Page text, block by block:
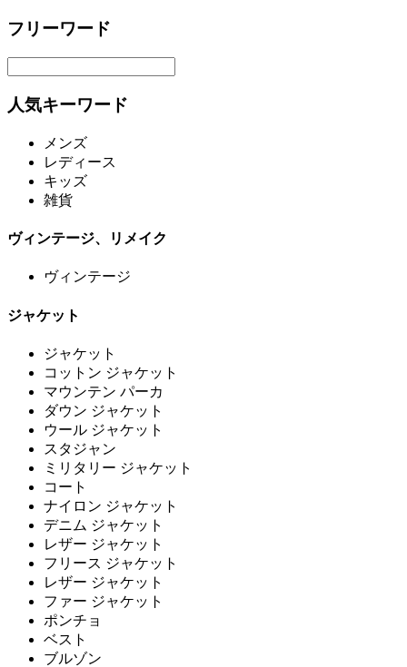
フリーワード
人気キーワード
メンズ
レディース
キッズ
雑貨
ヴィンテージ、リメイク
ヴィンテージ
ジャケット
ジャケット
コットン ジャケット
マウンテン パーカ
ダウン ジャケット
ウール ジャケット
スタジャン
ミリタリー ジャケット
コート
ナイロン ジャケット
デニム ジャケット
レザー ジャケット
フリース ジャケット
レザー ジャケット
ファー ジャケット
ポンチョ
ベスト
ブルゾン